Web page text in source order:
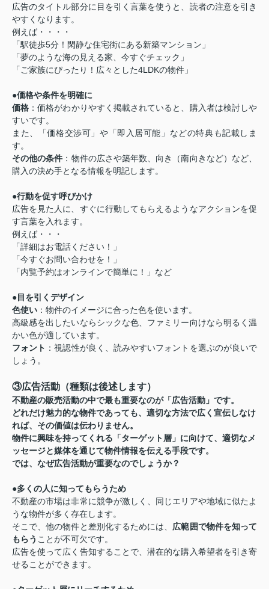
広告のタイトル部分に目を引く言葉を使うと、読者の注意を引き
やすくなります。
例えば・・・・
「駅徒歩5分！閑静な住宅街にある新築マンション」
「夢のような海の見える家、今すぐチェック」
「ご家族にぴったり！広々とした4LDKの物件」
●価格や条件を明確に
価格 ：価格がわかりやすく掲載されていると、購入者は検討しや
すいです。
また、「価格交渉可」や「即入居可能」などの特典も記載しま
す。
その他の条件 ：物件の広さや築年数、向き（南向きなど）など、
購入の決め手となる情報を明記します。
●行動を促す呼びかけ
広告を見た人に、すぐに行動してもらえるようなアクションを促
す言葉を入れます。
例えば・・・
「詳細はお電話ください！」
「今すぐお問い合わせを！」
「内覧予約はオンラインで簡単に！」など
●目を引くデザイン
色使い ：物件のイメージに合った色を使います。
高級感を出したいならシックな色、ファミリー向けなら明るく温
かい色が適しています。
フォント ：視認性が良く、読みやすいフォントを選ぶのが良いで
しょう。
③広告活動（種類は後述します）
不動産の販売活動の中で最も重要なのが「広告活動」です。
どれだけ魅力的な物件であっても、適切な方法で広く宣伝しなけ
れば、その価値は伝わりません。
物件に興味を持ってくれる「ターゲット層」に向けて、適切なメ
ッセージと媒体を通じて物件情報を伝える手段です。
では、なぜ広告活動が重要なのでしょうか？
●多くの人に知ってもらうため
不動産の市場は非常に競争が激しく、同じエリアや地域に似たよ
うな物件が多く存在します。
そこで、他の物件と差別化するためには、 広範囲で物件を知って
もらう ことが不可欠です。
広告を使って広く告知することで、潜在的な購入希望者を引き寄
せることができます。